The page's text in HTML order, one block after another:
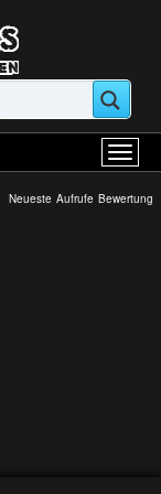
Neueste Aufrufe Bewertung